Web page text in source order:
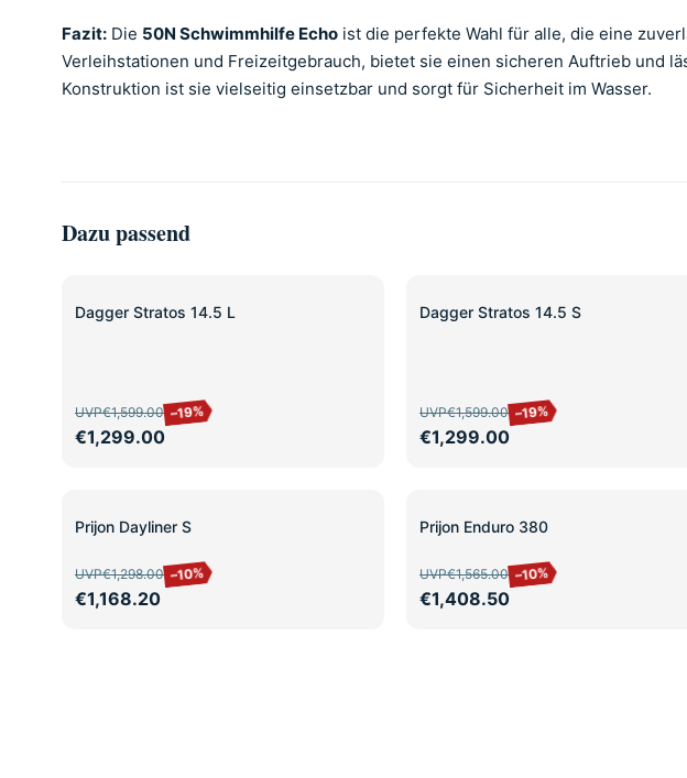
Fazit: Die 50N Schwimmhilfe Echo ist die perfekte Wahl für alle, die eine
Verleihstationen und Freizeitgebrauch, bietet sie einen sicheren Auftrieb und
Konstruktion ist sie vielseitig einsetzbar und sorgt für Sicherheit im Wasser.
Dazu passend
SALE
Dagger Stratos 14.5 L
UVP€1,599.00 –19%
€1,299.00
SALE
Dagger Stratos 14.5 S
UVP€1,599.00 –19%
€1,299.00
SALE
Prijon Dayliner S
UVP€1,298.00 –10%
€1,168.20
SALE
Prijon Enduro 380
UVP€1,565.00 –10%
€1,408.50